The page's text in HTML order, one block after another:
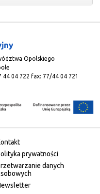
Opolskiego
44 04 722 fax: 77/44 04 721
prywatności
danych